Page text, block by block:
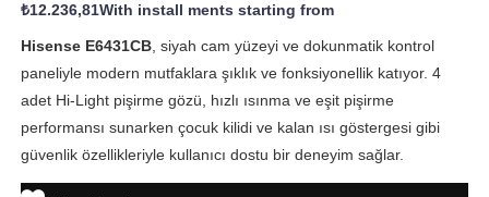
₺12.236,81With install ments starting from
Hisense E6431CB, siyah cam yüzeyi ve dokunmatik kontrol
paneliyle modern mutfaklara şıklık ve fonksiyonellik katıyor. 4
adet Hi-Light pişirme gözü, hızlı ısınma ve eşit pişirme
performansı sunarken çocuk kilidi ve kalan ısı göstergesi gibi
güvenlik özellikleriyle kullanıcı dostu bir deneyim sağlar.